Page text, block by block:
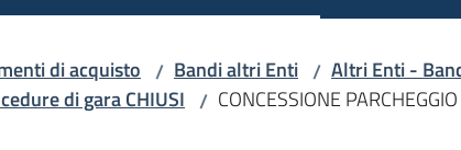
di acquisto / Bandi altri Enti / Altri Enti -
di gara CHIUSI / CONCESSIONE